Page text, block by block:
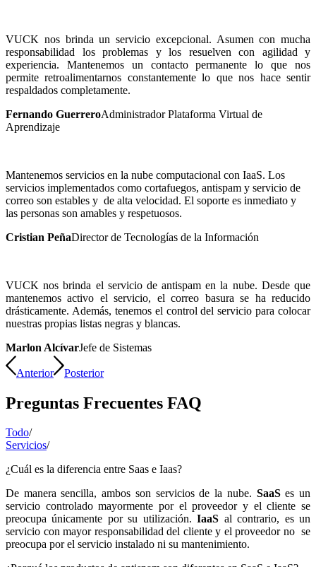
VUCK nos brinda un servicio excepcional. Asumen con mucha
responsabilidad los problemas y los resuelven con agilidad y
experiencia. Mantenemos un contacto permanente lo que nos
permite retroalimentarnos constantemente lo que nos hace sentir
respaldados completamente.
Fernando GuerreroAdministrador Plataforma Virtual de
Aprendizaje
Mantenemos servicios en la nube computacional con IaaS. Los
servicios implementados como cortafuegos, antispam y servicio de
correo son estables y de alta velocidad. El soporte es inmediato y
las personas son amables y respetuosos.
Cristian PeñaDirector de Tecnologías de la Información
VUCK nos brinda el servicio de antispam en la nube. Desde que
mantenemos activo el servicio, el correo basura se ha reducido
drásticamente. Además, tenemos el control del servicio para colocar
nuestras propias listas negras y blancas.
Marlon AlcívarJefe de Sistemas
Anterior Posterior
Preguntas Frecuentes FAQ
Todo/
Servicios/
¿Cuál es la diferencia entre Saas e Iaas?
De manera sencilla, ambos son servicios de la nube. SaaSes un
servicio controlado mayormente por el proveedor y el cliente se
preocupa únicamente por su utilización.IaaS al contrario, es un
servicio con mayor responsabilidad del cliente y el proveedor no se
preocupa por el servicio instalado ni su mantenimiento.